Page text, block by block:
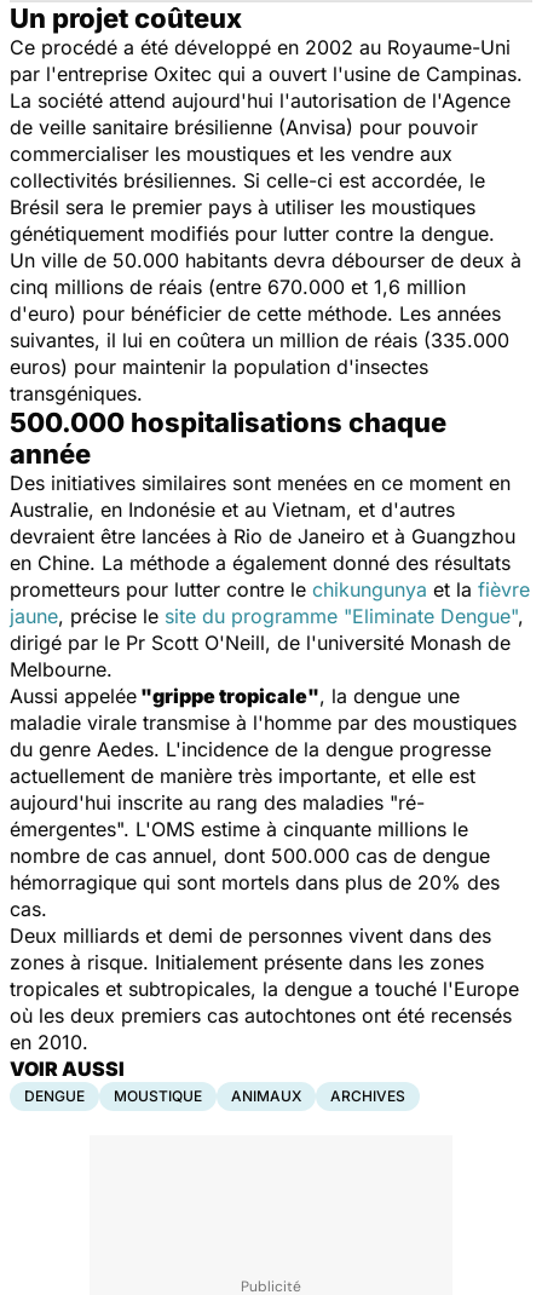
Un projet coûteux
Ce procédé a été développé en 2002 au Royaume-Uni
par l'entreprise Oxitec qui a ouvert l'usine de Campinas.
La société attend aujourd'hui l'autorisation de l'Agence
de veille sanitaire brésilienne (Anvisa) pour pouvoir
commercialiser les moustiques et les vendre aux
collectivités brésiliennes. Si celle-ci est accordée, le
Brésil sera le premier pays à utiliser les moustiques
génétiquement modifiés pour lutter contre la dengue.
Un ville de 50.000 habitants devra débourser de deux à
cinq millions de réais (entre 670.000 et 1,6 million
d'euro) pour bénéficier de cette méthode. Les années
suivantes, il lui en coûtera un million de réais (335.000
euros) pour maintenir la population d'insectes
transgéniques.
500.000 hospitalisations chaque
année
Des initiatives similaires sont menées en ce moment en
Australie, en Indonésie et au Vietnam, et d'autres
devraient être lancées à Rio de Janeiro et à Guangzhou
en Chine. La méthode a également donné des résultats
prometteurs pour lutter contre le chikungunya et la fièvre
jaune, précise le site du programme "Eliminate Dengue",
dirigé par le Pr Scott O'Neill, de l'université Monash de
Melbourne.
Aussi appelée "grippe tropicale", la dengue une
maladie virale transmise à l'homme par des moustiques
du genre Aedes. L'incidence de la dengue progresse
actuellement de manière très importante, et elle est
aujourd'hui inscrite au rang des maladies "ré-
émergentes". L'OMS estime à cinquante millions le
nombre de cas annuel, dont 500.000 cas de dengue
hémorragique qui sont mortels dans plus de 20% des
cas.
Deux milliards et demi de personnes vivent dans des
zones à risque. Initialement présente dans les zones
tropicales et subtropicales, la dengue a touché l'Europe
où les deux premiers cas autochtones ont été recensés
en 2010.
VOIR AUSSI
DENGUE MOUSTIQUE ANIMAUX ARCHIVES